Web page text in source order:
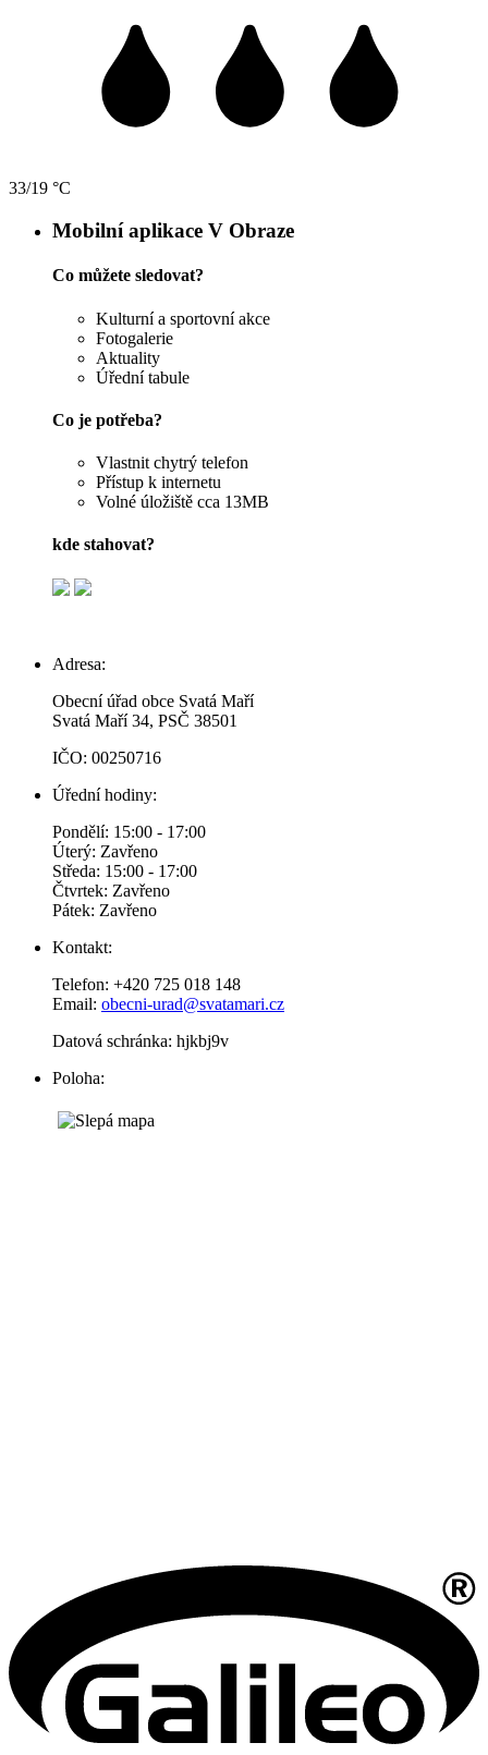
33/19 °C
Mobilní aplikace V Obraze
Co můžete sledovat?
Kulturní a sportovní akce
Fotogalerie
Aktuality
Úřední tabule
Co je potřeba?
Vlastnit chytrý telefon
Přístup k internetu
Volné úložiště cca 13MB
kde stahovat?
Adresa:
Obecní úřad obce Svatá Maří
Svatá Maří 34, PSČ 38501
IČO: 00250716
Úřední hodiny:
Pondělí: 15:00 - 17:00
Úterý: Zavřeno
Středa: 15:00 - 17:00
Čtvrtek: Zavřeno
Pátek: Zavřeno
Kontakt:
Telefon: +420 725 018 148
Email: obecni-urad@svatamari.cz
Datová schránka: hjkbj9v
Poloha: